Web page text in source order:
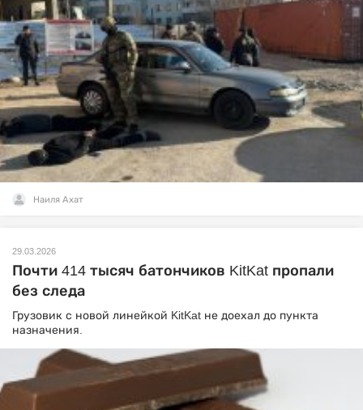
Наиля Ахат
29.03.2026
Почти 414 тысяч батончиков KitKat пропали
без следа
Грузовик с новой линейкой KitKat не доехал до пункта
назначения.